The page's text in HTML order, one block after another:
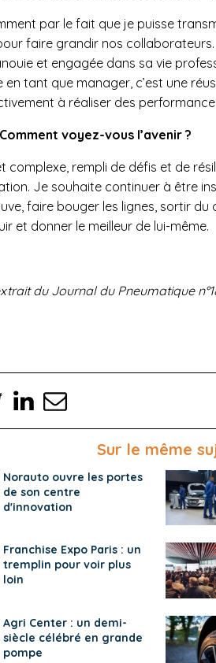
par le fait que je puisse
faire grandir nos
et engagée dans sa vie
en tant que manager, c’est une
à réaliser des
voyez-vous l’avenir ?
complexe, rempli de défis et de
Je souhaite continuer à être
faire bouger les lignes, sortir
et donner le meilleur de lui-même.
du Journal du Pneumatique
Sur le même
Norauto ouvre les portes
de son centre
d'innovation
Franchise Expo Paris : un
tremplin pour voir plus
loin
Agri Center : un demi-
siècle célébré en grande
pompe